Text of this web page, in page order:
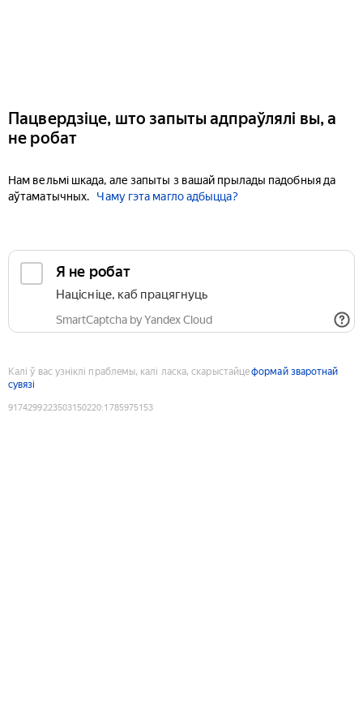
Пацвердзіце, што запыты адпраўлялі вы, а
не робат
Нам вельмі шкада, але запыты з вашай прылады падобныя да
аўтаматычных.
Чаму гэта магло адбыцца?
Я не робат
Націсніце, каб працягнуць
SmartCaptcha by Yandex Cloud
Калі ў вас узніклі праблемы, калі ласка, скарыстайцеформай зваротнай
сувязі
9174299223503150220:1785975153